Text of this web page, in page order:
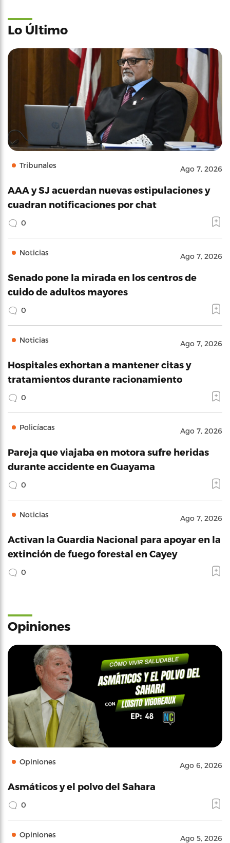
Lo Último
Tribunales Ago 7, 2026
AAA y SJ acuerdan nuevas estipulaciones y
cuadran notificaciones por chat
0
Noticias Ago 7, 2026
Senado pone la mirada en los centros de
cuido de adultos mayores
0
Noticias Ago 7, 2026
Hospitales exhortan a mantener citas y
tratamientos durante racionamiento
0
Policíacas Ago 7, 2026
Pareja que viajaba en motora sufre heridas
durante accidente en Guayama
0
Noticias Ago 7, 2026
Activan la Guardia Nacional para apoyar en la
extinción de fuego forestal en Cayey
0
Opiniones
Opiniones Ago 6, 2026
Asmáticos y el polvo del Sahara
0
Opiniones Ago 5, 2026